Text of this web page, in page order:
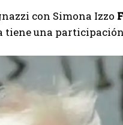
con Simona Izzo
una participación